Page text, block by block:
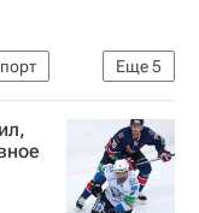
Еще5